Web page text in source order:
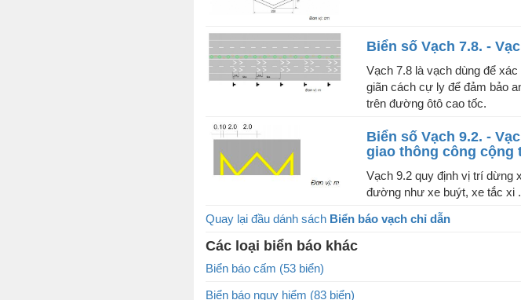
Biển số Vạch 7.8. -
Vạch 7.8 là vạch dùng để
giãn cách cự ly để đảm bảo
trên đường ôtô cao tốc.
Biển số Vạch 9.2. -
giao thông công cộng
Vạch 9.2 quy định vị trí dừng
đường như xe buýt, xe tắc xi
Quay lại đầu dánh sách Biển báo vạch chỉ dẫn
Các loại biển báo khác
Biển báo cấm (53 biển)
Biển báo nguy hiểm (83 biển)